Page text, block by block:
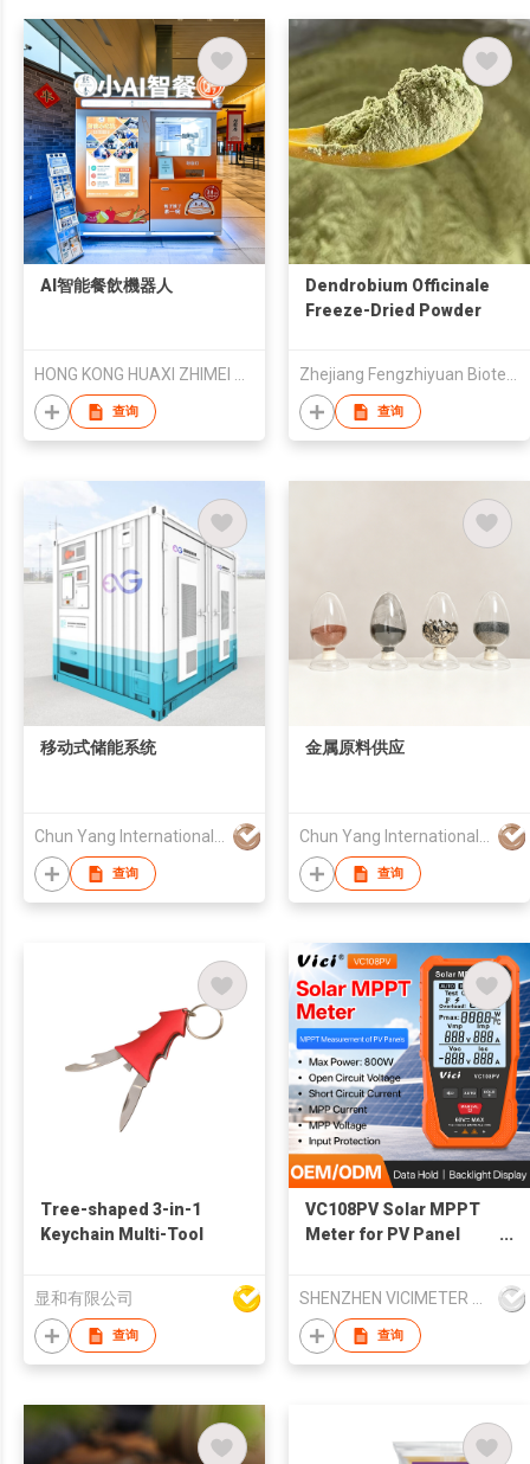
AI智能餐飲機器人
HONG KONG HUAXI ZHIMEI TECHNOLOGYDEVELOPMENT LIMITED
查询
Dendrobium Officinale
Freeze-Dried Powder
Zhejiang Fengzhiyuan Biotechnology Co., Ltd
查询
移动式储能系统
Chun Yang International (HK) Company Limited
查询
金属原料供应
Chun Yang International (HK) Company Limited
查询
Tree-shaped 3-in-1
Keychain Multi-Tool
显和有限公司
查询
VC108PV Solar MPPT
Meter for PV Panel
SHENZHEN VICIMETER TECHNOLOGY CO.,LTD.
查询